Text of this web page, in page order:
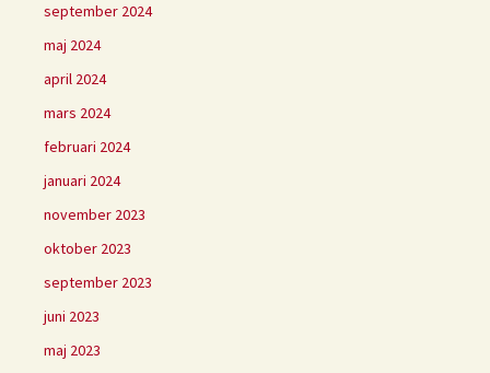
september 2024
maj 2024
april 2024
mars 2024
februari 2024
januari 2024
november 2023
oktober 2023
september 2023
juni 2023
maj 2023